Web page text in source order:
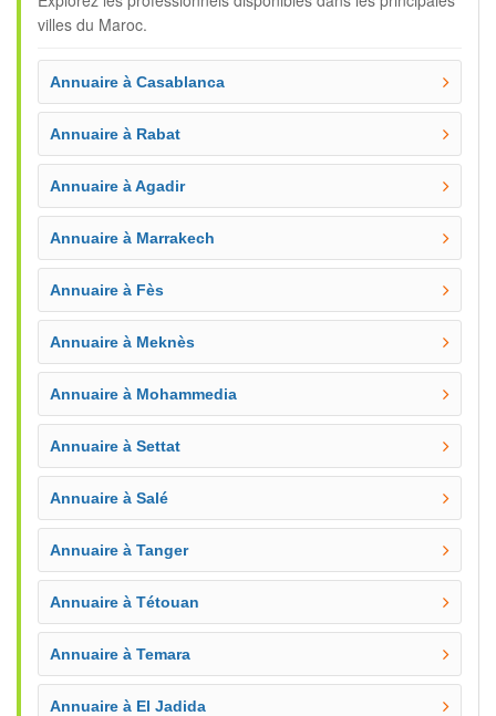
villes du Maroc.
Annuaire à Casablanca
Annuaire à Rabat
Annuaire à Agadir
Annuaire à Marrakech
Annuaire à Fès
Annuaire à Meknès
Annuaire à Mohammedia
Annuaire à Settat
Annuaire à Salé
Annuaire à Tanger
Annuaire à Tétouan
Annuaire à Temara
Annuaire à El Jadida